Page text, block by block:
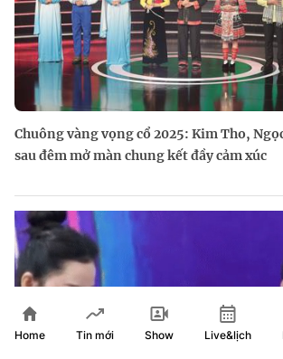
Chuông vàng vọng cổ 2025: Kim Tho,
sau đêm mở màn chung kết đầy cảm xúc
Home Tin mới Show Live&lịch